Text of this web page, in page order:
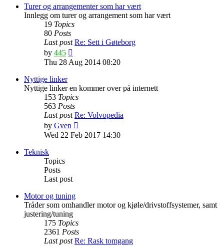
post
Turer og arrangementer som har vært
Innlegg om turer og arrangement som har vært
19 Topics
80 Posts
Last post Re: Sett i Gøteborg
by 445
the
latest
Thu 28 Aug 2014 08:20
Nyttige linker
Nyttige linker en kommer over på internett
153 Topics
563 Posts
Last post Re: Volvopedia
by Gven
the
Wed 22 Feb 2017 14:30
Teknisk
Topics
Posts
Last post
Motor og tuning
Tråder som omhandler motor og kjøle/drivstoffsystemer, samt
justering/tuning
175 Topics
2361 Posts
Last post Re: Rask tomgang